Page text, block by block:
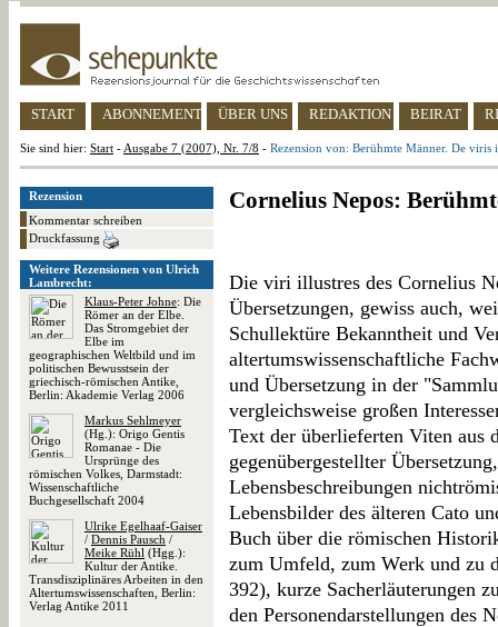
START ABONNEMENT ÜBER UNS REDAKTION BEIRAT
Sie sind hier: Start - Ausgabe 7 (2007), Nr. 7/8 - Rezension von: Berühmte Männer. De viris
Rezension
Kommentar schreiben
Druckfassung
Weitere Rezensionen von Ulrich
Lambrecht:
Klaus-Peter Johne: Die
Römer an der Elbe.
Das Stromgebiet der
Elbe im
geographischen Weltbild und im
politischen Bewusstsein der
griechisch-römischen Antike,
Berlin: Akademie Verlag 2006
Markus Sehlmeyer
(Hg.): Origo Gentis
Romanae - Die
Ursprünge des
römischen Volkes, Darmstadt:
Wissenschaftliche
Buchgesellschaft 2004
Ulrike Egelhaaf-Gaiser
/ Dennis Pausch /
Meike Rühl (Hgg.):
Kultur der Antike.
Transdisziplinäres Arbeiten in den
Altertumswissenschaften, Berlin:
Verlag Antike 2011
Cornelius Nepos:
Die viri illustres des Cornelius
Übersetzungen, gewiss auch,
Schullektüre Bekanntheit und
altertumswissenschaftliche
und Übersetzung in der
vergleichsweise großen
Text der überlieferten Viten aus
gegenübergestellter
Lebensbeschreibungen
Lebensbilder des älteren Cato
Buch über die römischen
zum Umfeld, zum Werk und zu
392), kurze Sacherläuterungen
den Personendarstellungen des